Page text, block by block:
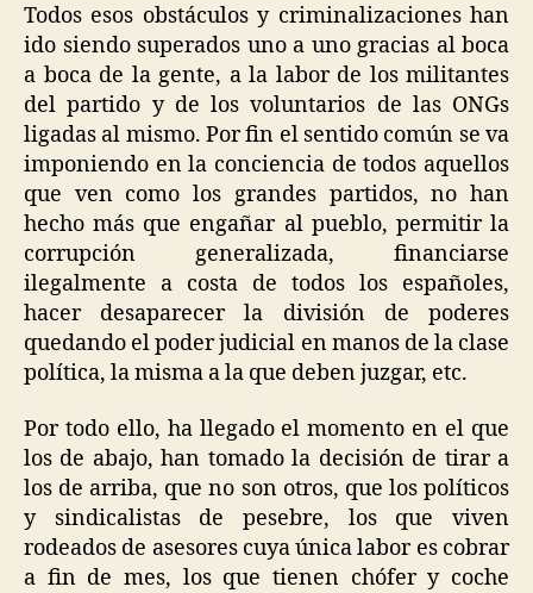
Todos esos obstáculos y criminalizaciones han
ido siendo superados uno a uno gracias al boca
a boca de la gente, a la labor de los militantes
del partido y de los voluntarios de las ONGs
ligadas al mismo. Por fin el sentido común se va
imponiendo en la conciencia de todos aquellos
que ven como los grandes partidos, no han
hecho más que engañar al pueblo, permitir la
corrupción generalizada, financiarse
ilegalmente a costa de todos los españoles,
hacer desaparecer la división de poderes
quedando el poder judicial en manos de la clase
política, la misma a la que deben juzgar, etc.
Por todo ello, ha llegado el momento en el que
los de abajo, han tomado la decisión de tirar a
los de arriba, que no son otros, que los políticos
y sindicalistas de pesebre, los que viven
rodeados de asesores cuya única labor es cobrar
a fin de mes, los que tienen chófer y coche